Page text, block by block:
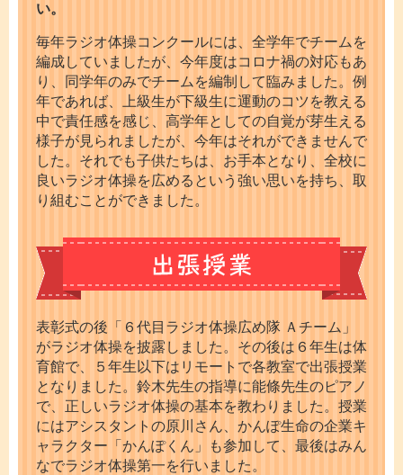
い。
毎年ラジオ体操コンクールには、全学年でチームを
編成していましたが、今年度はコロナ禍の対応もあ
り、同学年のみでチームを編制して臨みました。例
年であれば、上級生が下級生に運動のコツを教える
中で責任感を感じ、高学年としての自覚が芽生える
様子が見られましたが、今年はそれができませんで
した。それでも子供たちは、お手本となり、全校に
良いラジオ体操を広めるという強い思いを持ち、取
り組むことができました。
表彰式の後「６代目ラジオ体操広め隊 Ａチーム」
がラジオ体操を披露しました。その後は６年生は体
育館で、５年生以下はリモートで各教室で出張授業
となりました。鈴木先生の指導に能條先生のピアノ
で、正しいラジオ体操の基本を教わりました。授業
にはアシスタントの原川さん、かんぽ生命の企業キ
ャラクター「かんぽくん」も参加して、最後はみん
なでラジオ体操第一を行いました。